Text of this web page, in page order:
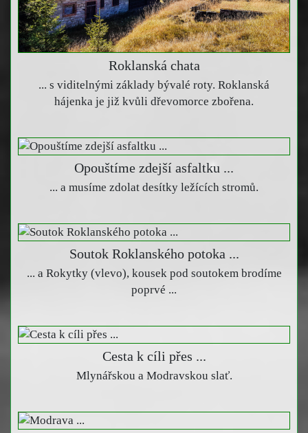
Roklanská chata
... s viditelnými základy bývalé roty. Roklanská
hájenka je již kvůli dřevomorce zbořena.
Opouštíme zdejší asfaltku ...
... a musíme zdolat desítky ležících stromů.
Soutok Roklanského potoka ...
... a Rokytky (vlevo), kousek pod soutokem brodíme
poprvé ...
Cesta k cíli přes ...
Mlynářskou a Modravskou slať.